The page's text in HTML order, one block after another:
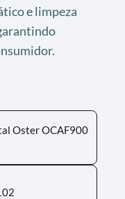
e limpeza
Oster OCAF900